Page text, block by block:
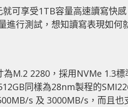
可享受1TB容量高速讀寫快
進行測試，想知讀寫表現如何
M.2 2280，採用NVMe 1.3
同樣為28nm製程的
s 及 3000MB/s，而且也